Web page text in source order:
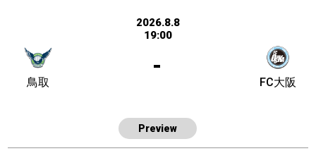
2026.8.8
19:00
-
鳥取 FC大阪
Preview